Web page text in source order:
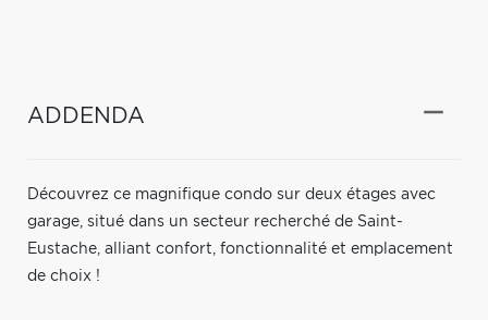
ADDENDA
Découvrez ce magnifique condo sur deux étages avec
garage, situé dans un secteur recherché de Saint-
Eustache, alliant confort, fonctionnalité et emplacement
de choix !